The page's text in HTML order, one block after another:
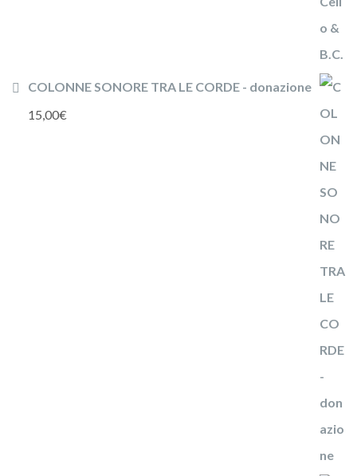
COLONNE SONORE TRA LE CORDE - donazione
15,00€